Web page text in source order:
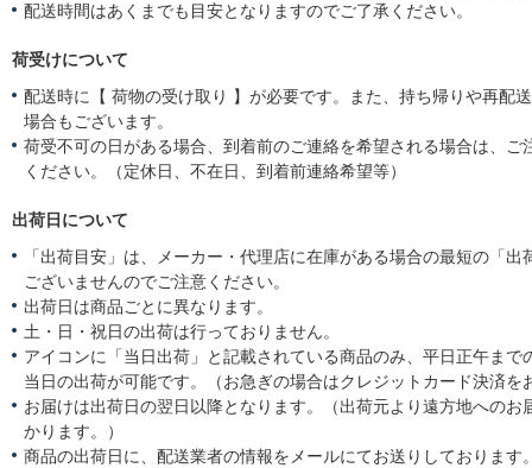
配送時間はあくまでも目安となりますのでご了承ください。
荷受けについて
配送時に【 荷物の受け取り 】が必要です。また、持ち帰りや再配
場合もございます。
荷受不可の日がある場合、到着前のご連絡を希望される場合は、ご
ください。（定休日、不在日、到着前連絡希望等）
出荷日について
「出荷目安」は、メーカー・代理店に在庫がある場合の最短の「
ございませんのでご注意ください。
出荷日は商品ごとに異なります。
土・日・祝日の出荷は行っておりません。
アイコンに「当日出荷」と記載されている商品のみ、平日正午まで
当日の出荷が可能です。（お急ぎの場合はクレジットカード決済を
お届けは出荷日の翌日以降となります。（出荷元より遠方地へのお
かります。）
商品の出荷日に、配送業者の情報をメールにてお送りしております